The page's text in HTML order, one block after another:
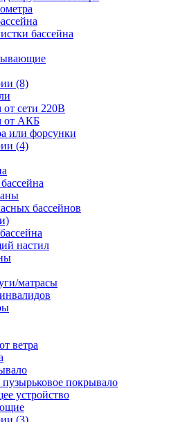
бассейна
(8)
сети 220В
от АКБ
или форсунки
(4)
бассейнов
настил
матрасы
ветра
покрывало
устройство
(3)